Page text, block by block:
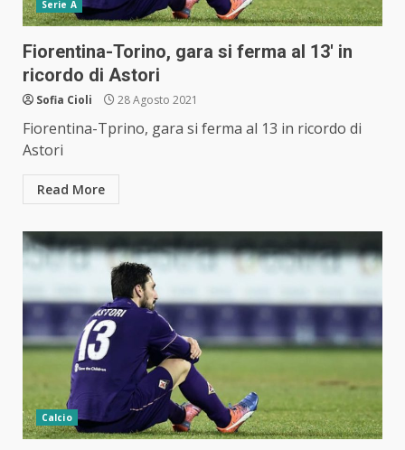
Serie A
Fiorentina-Torino, gara si ferma al 13′ in
ricordo di Astori
Sofia Cioli 28 Agosto 2021
Fiorentina-Tprino, gara si ferma al 13 in ricordo di
Astori
Read More
Calcio